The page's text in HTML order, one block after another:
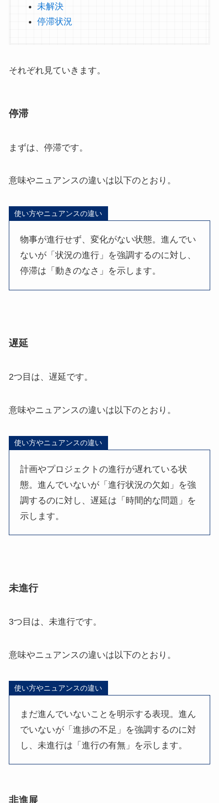
未解決
停滞状況
それぞれ見ていきます。
停滞
まずは、停滞です。
意味やニュアンスの違いは以下のとおり。
使い方やニュアンスの違い
物事が進行せず、変化がない状態。進んでい
ないが「状況の進行」を強調するのに対し、
停滞は「動きのなさ」を示します。
遅延
2つ目は、遅延です。
意味やニュアンスの違いは以下のとおり。
使い方やニュアンスの違い
計画やプロジェクトの進行が遅れている状
態。進んでいないが「進行状況の欠如」を強
調するのに対し、遅延は「時間的な問題」を
示します。
未進行
3つ目は、未進行です。
意味やニュアンスの違いは以下のとおり。
使い方やニュアンスの違い
まだ進んでいないことを明示する表現。進ん
でいないが「進捗の不足」を強調するのに対
し、未進行は「進行の有無」を示します。
非進展